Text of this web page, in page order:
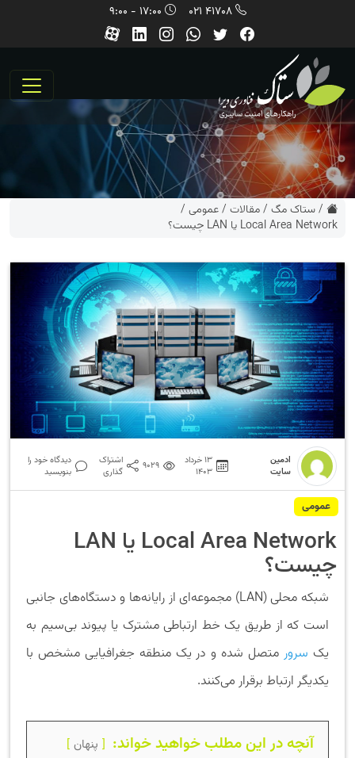
41708 021
/ستاک مگ /مقالات /عمومی /
Local Area Network یا LAN چیست؟
ادمین
سایت
13 خرداد
1403
9029
اشتراک
گذاری
دیدگاه خود را
بنویسید
عمومی
Local Area Network یا LAN
چیست؟
شبکه محلی (LAN) مجموعه‌ای از رایانه‌ها و دستگاه‌های جانبی
است که از طریق یک خط ارتباطی مشترک یا پیوند بی‌سیم به
یک سرورمتصل شده و در یک منطقه جغرافیایی مشخص با
یکدیگر ارتباط برقرار می‌کنند.
آنچه در این مطلب خواهید خواند: پنهان